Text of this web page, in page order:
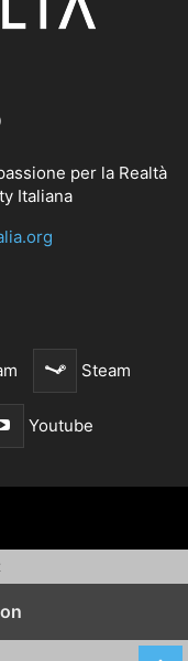
per la Realtà
Italiana
Steam
Youtube